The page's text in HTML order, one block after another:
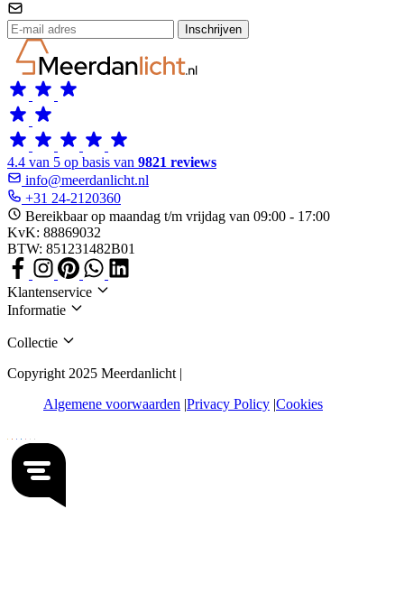
Inschrijven
4.4 van 5 op basis van 9821 reviews
info@meerdanlicht.nl
+31 24-2120360
Bereikbaar op maandag t/m vrijdag van 09:00 - 17:00
KvK: 88869032
BTW: 851231482B01
Klantenservice
Informatie
Collectie
Copyright 2025 Meerdanlicht |
Algemene voorwaarden Privacy Policy Cookies